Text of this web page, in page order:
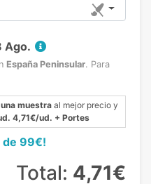
Ago.
España Peninsular. Para
muestra al mejor precio y
4,71€/ud. + Portes
de 99€!
Total: 4,71€